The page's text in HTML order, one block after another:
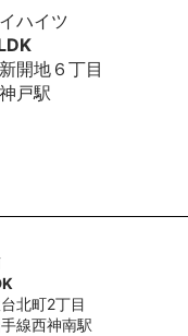
ハイツ
開地６丁目
戸駅
北町2丁目
線西神南駅